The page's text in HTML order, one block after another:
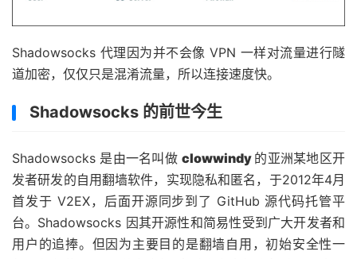
Shadowsocks 代理因为并不会像 VPN 一样对流量进行隧
道加密，仅仅只是混淆流量，所以连接速度快。
Shadowsocks 的前世今生
Shadowsocks 是由一名叫做clowwindy 的亚洲某地区开
发者研发的自用翻墙软件，实现隐私和匿名，于2012年4月
首发于 V2EX，后面开源同步到了 GitHub 源代码托管平
台。Shadowsocks 因其开源性和简易性受到广大开发者和
用户的追捧。但因为主要目的是翻墙自用，初始安全性一